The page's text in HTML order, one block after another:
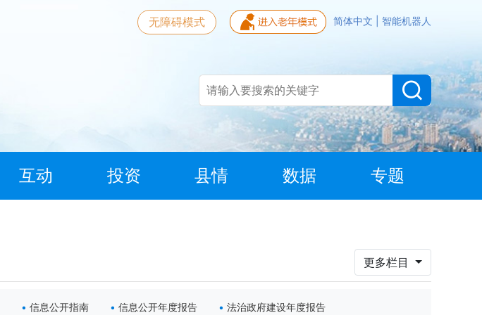
简体中文 智能机器人
无障碍模式
互动 投资 县情 数据 专题
更多栏目
信息公开指南 信息公开年度报告 法治政府建设年度报告